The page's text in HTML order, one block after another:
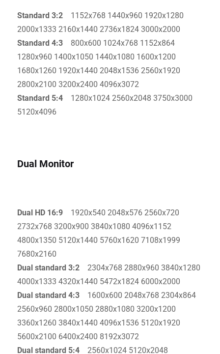
Standard 3:2 1152x768 1440x960 1920x1280
2000x1333 2160x1440 2736x1824 3000x2000
Standard 4:3 800x600 1024x768 1152x864
1280x960 1400x1050 1440x1080 1600x1200
1680x1260 1920x1440 2048x1536 2560x1920
2800x2100 3200x2400 4096x3072
Standard 5:4 1280x1024 2560x2048 3750x3000
5120x4096
Dual Monitor
Dual HD 16:9 1920x540 2048x576 2560x720
2732x768 3200x900 3840x1080 4096x1152
4800x1350 5120x1440 5760x1620 7108x1999
7680x2160
Dual standard 3:2 2304x768 2880x960 3840x1280
4000x1333 4320x1440 5472x1824 6000x2000
Dual standard 4:3 1600x600 2048x768 2304x864
2560x960 2800x1050 2880x1080 3200x1200
3360x1260 3840x1440 4096x1536 5120x1920
5600x2100 6400x2400 8192x3072
Dual standard 5:4 2560x1024 5120x2048